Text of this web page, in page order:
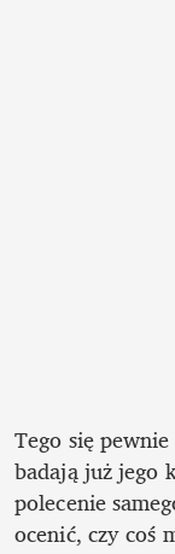
Tego się
badają już jego
polecenie
ocenić, czy coś